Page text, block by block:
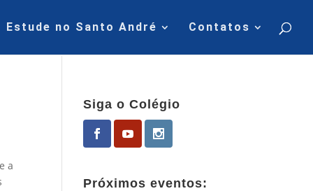
Estude no Santo André Contatos
a
Siga o Colégio
Próximos eventos: